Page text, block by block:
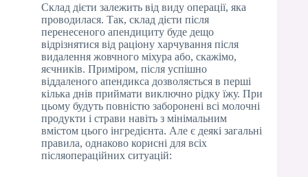
Склад дієти залежить від виду операції, яка
проводилася. Так, склад дієти після
перенесеного апендициту буде дещо
відрізнятися від раціону харчування після
видалення жовчного міхура або, скажімо,
яєчників. Приміром, після успішно
віддаленого апендикса дозволяється в перші
кілька днів приймати виключно рідку їжу. При
цьому будуть повністю заборонені всі молочні
продукти і страви навіть з мінімальним
вмістом цього інгредієнта. Але є деякі загальні
правила, однаково корисні для всіх
післяопераційних ситуацій: